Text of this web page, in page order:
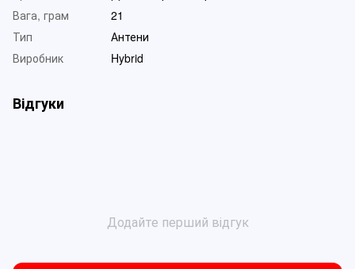
Вага, грам
21
Тип
Антени
Виробник
Hybrid
Відгуки
Додайте перший відгук